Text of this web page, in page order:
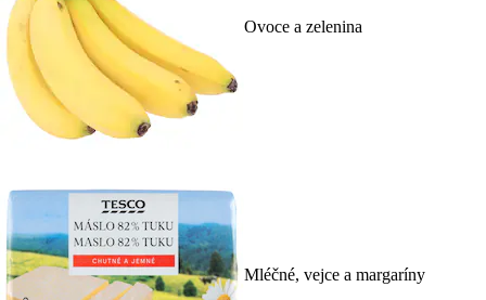
Ovoce a zelenina
Mléčné, vejce a margaríny